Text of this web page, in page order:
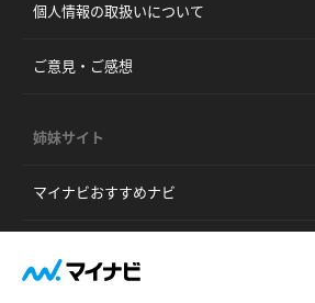
個人情報の取扱いについて
ご意見・ご感想
姉妹サイト
マイナビおすすめナビ